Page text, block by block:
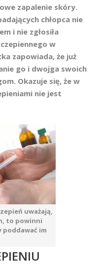
zapalenie skóry.
chłopca nie
i nie zgłosiła
w
zapowiada, że już
go i dwojga swoich
Okazuje się, że w
nie jest
uważają,
to powinni
poddawać im